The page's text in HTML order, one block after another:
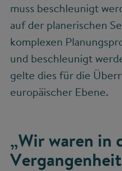
muss beschleunigt
auf der planerischen
komplexen
und beschleunigt
gelte dies für die
europäischer Ebene.
„Wir waren in